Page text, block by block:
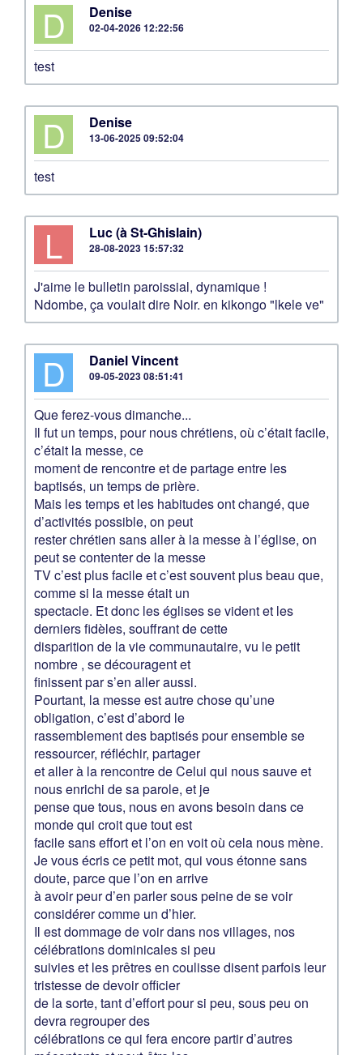
D Denise
02-04-2026 12:22:56
test
D Denise
13-06-2025 09:52:04
test
L Luc (à St-Ghislain)
28-08-2023 15:57:32
J'aime le bulletin paroissial, dynamique !
Ndombe, ça voulait dire Noir. en kikongo "lkele ve"
D Daniel Vincent
09-05-2023 08:51:41
Que ferez-vous dimanche...
Il fut un temps, pour nous chrétiens, où c’était facile,
c’était la messe, ce
moment de rencontre et de partage entre les
baptisés, un temps de prière.
Mais les temps et les habitudes ont changé, que
d’activités possible, on peut
rester chrétien sans aller à la messe à l’église, on
peut se contenter de la messe
TV c’est plus facile et c’est souvent plus beau que,
comme si la messe était un
spectacle. Et donc les églises se vident et les
derniers fidèles, souffrant de cette
disparition de la vie communautaire, vu le petit
nombre , se découragent et
finissent par s’en aller aussi.
Pourtant, la messe est autre chose qu’une
obligation, c’est d’abord le
rassemblement des baptisés pour ensemble se
ressourcer, réfléchir, partager
et aller à la rencontre de Celui qui nous sauve et
nous enrichi de sa parole, et je
pense que tous, nous en avons besoin dans ce
monde qui croit que tout est
facile sans effort et l’on en voit où cela nous mène.
Je vous écris ce petit mot, qui vous étonne sans
doute, parce que l’on en arrive
à avoir peur d’en parler sous peine de se voir
considérer comme un d’hier.
Il est dommage de voir dans nos villages, nos
célébrations dominicales si peu
suivies et les prêtres en coulisse disent parfois leur
tristesse de devoir officier
de la sorte, tant d’effort pour si peu, sous peu on
devra regrouper des
célébrations ce qui fera encore partir d’autres